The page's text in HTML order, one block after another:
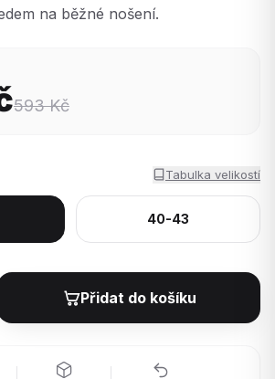
na běžné nošení.
593Kč
Tabulka velikostí
40-43
Přidat do košíku